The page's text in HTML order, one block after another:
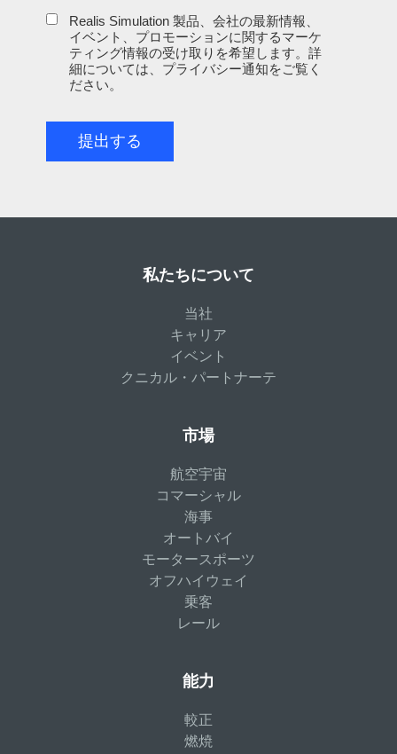
Realis Simulation 製品、会社の最新情報、
イベント、プロモーションに関するマーケ
ティング情報の受け取りを希望します。詳
細については、プライバシー通知をご覧く
ださい。
提出する
私たちについて
当社
キャリア
イベント
クニカル・パートナーテ
市場
航空宇宙
コマーシャル
海事
オートバイ
モータースポーツ
オフハイウェイ
乗客
レール
能力
較正
燃焼